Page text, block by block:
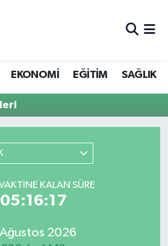
EKONOMİ EĞİTİM SAĞLIK
KALAN SÜRE
05:16:17
2026